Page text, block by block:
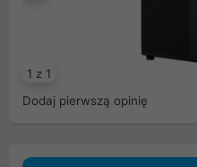
1 z 1
Dodaj pierwszą opinię